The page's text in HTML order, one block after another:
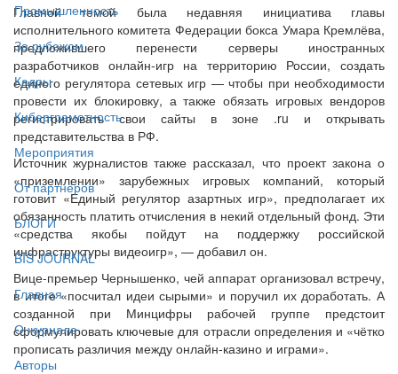
Промышленность
За рубежом
Кадры
Киберграмотность
Мероприятия
От партнёров
БЛОГИ
BIS JOURNAL
Главная
О журнале
Авторы
Главной темой была недавняя инициатива главы
исполнительного комитета Федерации бокса Умара Кремлёва,
предложившего перенести серверы иностранных
разработчиков онлайн-игр на территорию России, создать
единого регулятора сетевых игр — чтобы при необходимости
провести их блокировку, а также обязать игровых вендоров
регистрировать свои сайты в зоне .ru и открывать
представительства в РФ.
Источник журналистов также рассказал, что проект закона о
«приземлении» зарубежных игровых компаний, который
готовит «Единый регулятор азартных игр», предполагает их
обязанность платить отчисления в некий отдельный фонд. Эти
«средства якобы пойдут на поддержку российской
инфраструктуры видеоигр», — добавил он.
Вице-премьер Чернышенко, чей аппарат организовал встречу,
в итоге «посчитал идеи сырыми» и поручил их доработать. А
созданной при Минцифры рабочей группе предстоит
сформулировать ключевые для отрасли определения и «чётко
прописать различия между онлайн-казино и играми».